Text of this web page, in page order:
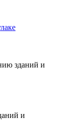
зданий и
и